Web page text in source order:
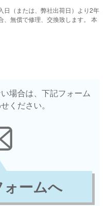
日（または、弊社出荷日）より2年
、無償で修理、交換致します。 本
場合は、下記フォーム
ください。
ームへ